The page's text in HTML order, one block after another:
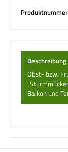
Beschreibung
Obst- bzw.
Balkon und